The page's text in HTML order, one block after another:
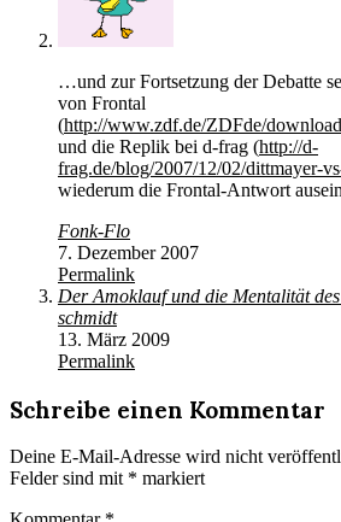
…und zur Fortsetzung der Debatte
von Frontal
(http://www.zdf.de/ZDFde/
und die Replik bei d-frag (http://d-
frag.de/blog/2007/12/02/dittmayer-
wiederum die Frontal-Antwort
Fonk-Flo
7. Dezember 2007
Permalink
Der Amoklauf und die Mentalität
schmidt
13. März 2009
Permalink
Schreibe einen Kommentar
Deine E-Mail-Adresse wird nicht
Felder sind mit * markiert